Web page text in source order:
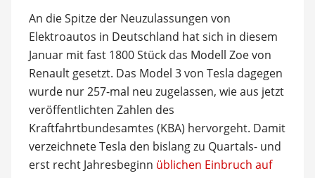
An die Spitze der Neuzulassungen von
Elektroautos in Deutschland hat sich in diesem
Januar mit fast 1800 Stück das Modell Zoe von
Renault gesetzt. Das Model 3 von Tesla dagegen
wurde nur 257-mal neu zugelassen, wie aus jetzt
veröffentlichten Zahlen des
Kraftfahrtbundesamtes (KBA) hervorgeht. Damit
verzeichnete Tesla den bislang zu Quartals- und
erst recht Jahresbeginn üblichen Einbruch auf